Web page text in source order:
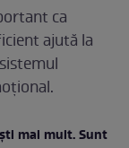
ca
ajută la
mai mult. Sunt